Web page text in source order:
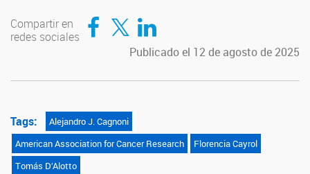
Compartir en
redes sociales
Compartir en Facebook
Compartir en TwitterCompartir en LinkedIn
Publicado el 12 de agosto de 2025
Tags:
Alejandro J. Cagnoni
American Association for Cancer Research
Florencia Cayrol
Tomás D’Alotto